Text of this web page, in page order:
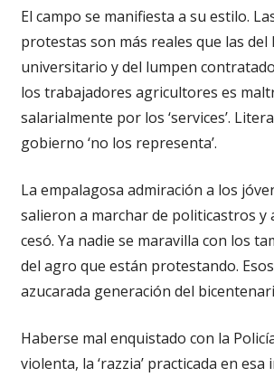
El campo se manifiesta a su estilo.
protestas son más reales que las del
universitario y del lumpen
los trabajadores agricultores es
salarialmente por los ‘services’.
gobierno ‘no los representa’.
La empalagosa admiración a los
salieron a marchar de politicastros y
cesó. Ya nadie se maravilla con los
del agro que están protestando.
azucarada generación del
Haberse mal enquistado con la
violenta, la ‘razzia’ practicada en